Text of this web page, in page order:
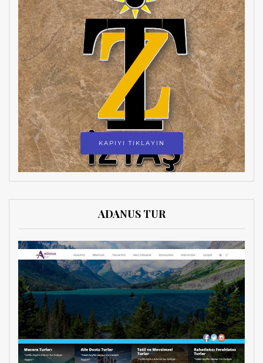
KAPIYI TIKLAYIN
ADANUS TUR